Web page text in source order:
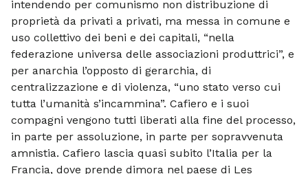
intendendo per co­munismo non distribuzione di
proprietà da privati a privati, ma messa in comune e
uso collettivo dei beni e dei capitali, “nella
federazione universa delle asso­ciazioni produttrici”, e
per anarchia l’op­posto di gerarchia, di
centralizzazione e di violenza, “uno stato verso cui
tutta l’umanità s’incammina”. Cafiero e i suoi
compagni vengono tutti liberati alla fine del processo,
in parte per assoluzione, in parte per sopravvenuta
amnistia. Cafiero lascia quasi subito l’Italia per la
Francia, dove prende dimora nel paese di Les